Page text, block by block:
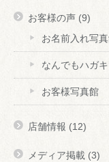
お客様の声 (9)
お名前入れ写
なんでもハガキ
お客様写真館
店舗情報 (12)
メディア掲載 (3)